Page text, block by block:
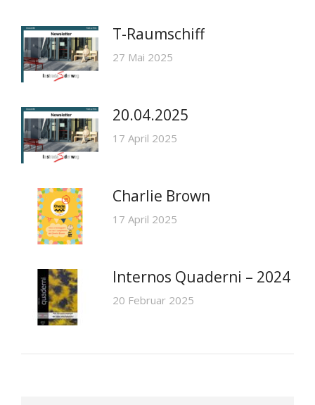
T-Raumschiff
27 Mai 2025
20.04.2025
17 April 2025
Charlie Brown
17 April 2025
Internos Quaderni – 2024
20 Februar 2025